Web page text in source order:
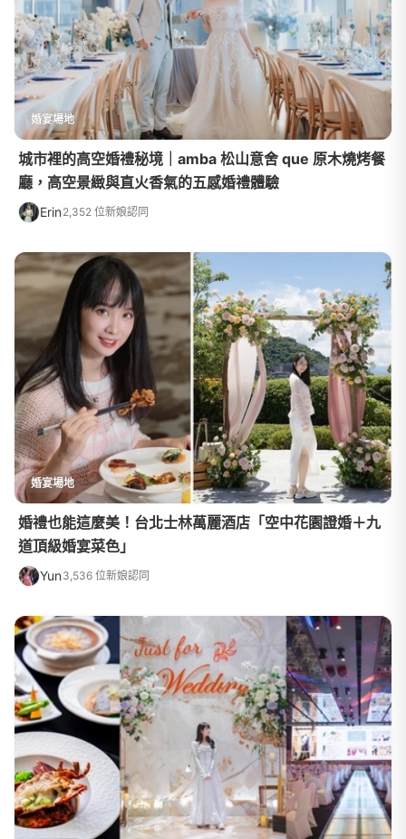
婚宴場地
城市裡的高空婚禮秘境｜amba 松山意舍 que 原木燒烤餐
廳，高空景緻與直火香氣的五感婚禮體驗
Erin 2,352 位新娘認同
婚宴場地
婚禮也能這麼美！台北士林萬麗酒店「空中花園證婚＋九
道頂級婚宴菜色」
Yun 3,536 位新娘認同